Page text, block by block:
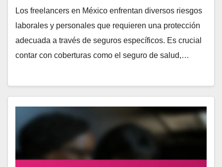
Los freelancers en México enfrentan diversos riesgos
laborales y personales que requieren una protección
adecuada a través de seguros específicos. Es crucial
contar con coberturas como el seguro de salud,…